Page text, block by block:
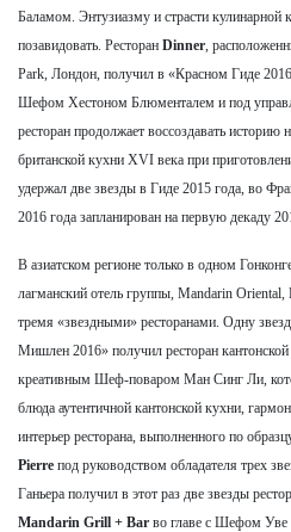
Баламом. Энтузиазму и страсти кулинарной
позавидовать. Ресторан Dinner ,
Park, Лондон, получил в «Красном Гиде
Шефом Хестоном Блюменталем и под
ресторан продолжает воссоздавать историю
британской кухни XVI века при
удержал две звезды в Гиде 2015 года, во
2016 года запланирован на первую декаду
В азиатском регионе только в одном
лагманский отель группы, Mandarin Oriental,
тремя «звездными» ресторанами. Одну
Мишлен 2016» получил ресторан
креативным Шеф-поваром Ман Синг Ли,
блюда аутентичной кантонской кухни,
интерьер ресторана, выполненного по
Pierre под руководством обладателя трех
Ганьера получил в этот раз две звезды
Mandarin Grill + Bar во главе с Шефом Уве